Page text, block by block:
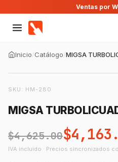
Ventas por
Inicio/Catálogo/
SKU: HM-280
MIGSA
$4,625.00
IVA incluido · Precios sincronizados